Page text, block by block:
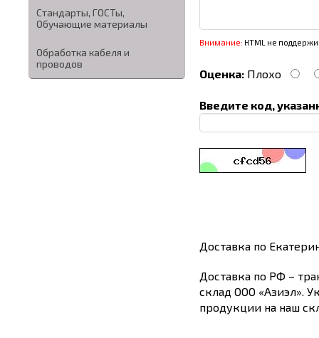
Стандарты, ГОСТы,
Обучающие материалы
Обработка кабеля и
проводов
Внимание: HTML не
Оценка: Плохо
Введите код,
Доставка по
Доставка по РФ –
склад ООО «Азиэл».
продукции на наш